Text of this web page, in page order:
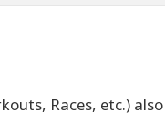
Races, etc.) also